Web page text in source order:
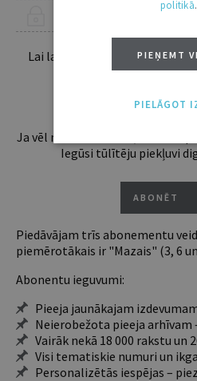
Lai lasītu šo rakstu tālāk, Tev
Esošos abonentus
Ja vēl neesi abonents, aicinām
Iegūsi tūlītēju piekļuvi
ABONĒT
Piedāvājam trīs abonementu
piemērotākais ir "Mazais" (3, 6
Abonentu ieguvumi:
Pieeja jaunākajam
Neierobežota pieeja arhīvam
Vairāk nekā 18 000 rakstu un
Visi tematiskie numuri un
Personalizētās iespējas –
politikā.
PIEŅEMT
PIELĀGOT